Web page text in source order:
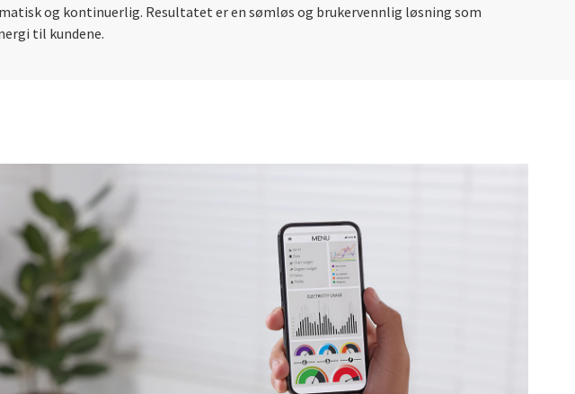
og kontinuerlig. Resultatet er en sømløs og brukervennlig løsning som
til kundene.